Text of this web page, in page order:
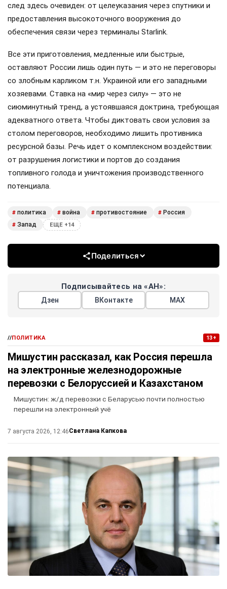
след здесь очевиден: от целеуказания через спутники и
предоставления высокоточного вооружения до
обеспечения связи через терминалы Starlink.
Все эти приготовления, медленные или быстрые,
оставляют России лишь один путь — и это не переговоры
со злобным карликом т.н. Украиной или его западными
хозяевами. Ставка на «мир через силу» — это не
сиюминутный тренд, а устоявшаяся доктрина, требующая
адекватного ответа. Чтобы диктовать свои условия за
столом переговоров, необходимо лишить противника
ресурсной базы. Речь идет о комплексном воздействии:
от разрушения логистики и портов до создания
топливного голода и уничтожения производственного
потенциала.
# политика # война # противостояние # Россия
# Запад ЕЩЕ +14
Поделиться
Подписывайтесь на «АН»:
Дзен ВКонтакте МАХ
//ПОЛИТИКА 13+
Мишустин рассказал, как Россия перешла
на электронные железнодорожные
перевозки с Белоруссией и Казахстаном
Мишустин: ж/д перевозки с Беларусью почти полностью
перешли на электронный учё
7 августа 2026, 12:46Светлана Капкова